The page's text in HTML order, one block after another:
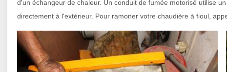
d'un échangeur de chaleur. Un conduit de fumée motorisé utilise
directement à l'extérieur. Pour ramoner votre chaudière à fioul,